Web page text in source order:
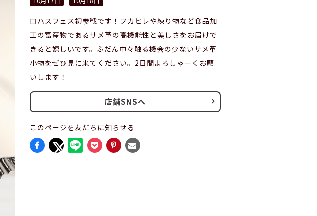
ロハスフェス初参戦です！フカヒレや練り物など食品加
工の富産物であるサメ革の高機能性と美しさをお届けで
きると嬉しいです。ふだん中々触る機会の少ないサメ革
小物をぜひ見に来てください。2日間よろしゃーくお願
いします！
店舗SNSへ
このページを友だちに知らせる